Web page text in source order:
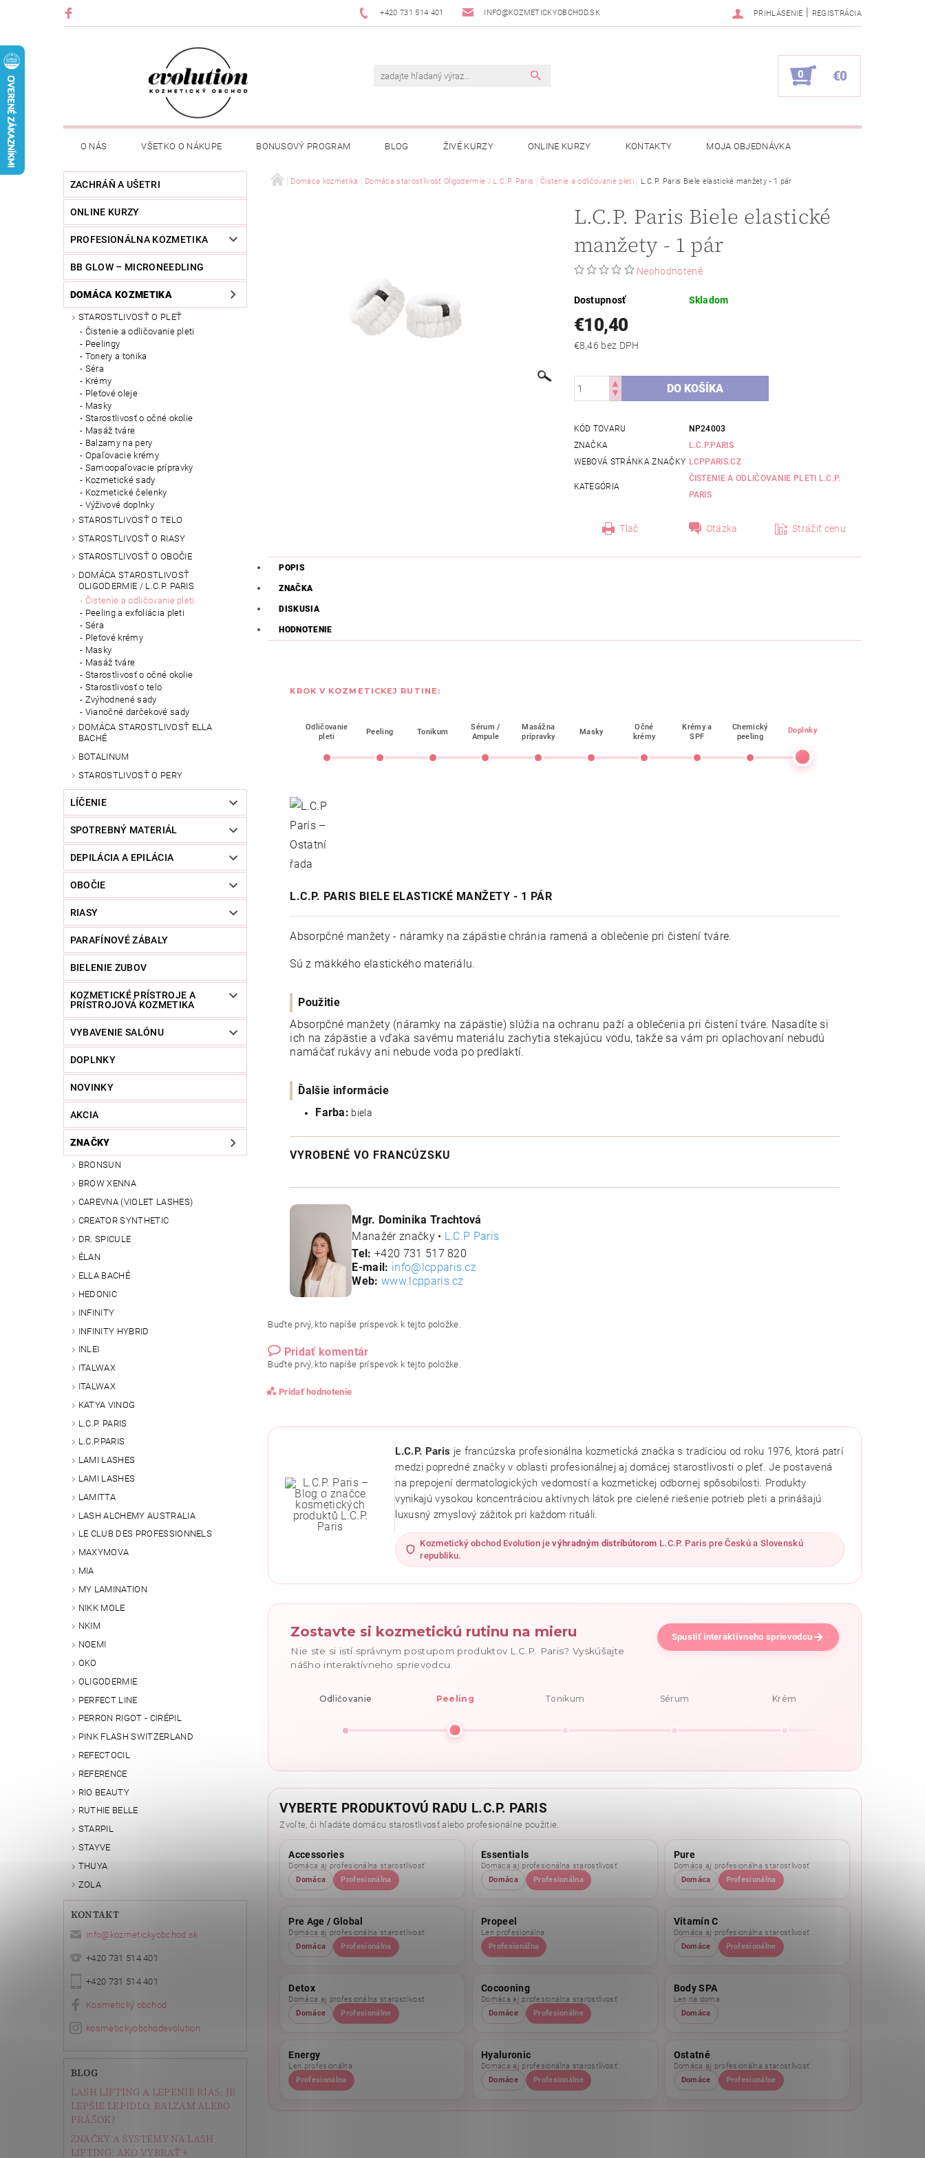
+420 731 514 401 INFO@KOZMETICKYOBCHOD.SK PRIHLÁSENIE | REGISTRÁCIA
0 €0
O NÁS VŠETKO O NÁKUPE BONUSOVÝ PROGRAM BLOG ŽIVÉ KURZY ONLINE KURZY KONTAKTY MOJA OBJEDNÁVKA
ZACHRÁŇ A UŠETRI
ONLINE KURZY
PROFESIONÁLNA KOZMETIKA
BB GLOW – MICRONEEDLING
DOMÁCA KOZMETIKA
STAROSTLIVOSŤ O PLEŤ
Čistenie a odličovanie pleti
Peelingy
Tonery a tonika
Séra
Krémy
Pleťové oleje
Masky
Starostlivosť o očné okolie
Masáž tváre
Balzamy na pery
Opaľovacie krémy
Samoopaľovacie prípravky
Kozmetické sady
Kozmetické čelenky
Výživové doplnky
STAROSTLIVOSŤ O TELO
STAROSTLIVOSŤ O RIASY
STAROSTLIVOSŤ O OBOČIE
DOMÁCA STAROSTLIVOSŤ
OLIGODERMIE / L.C.P. PARIS
Čistenie a odličovanie pleti
Peeling a exfoliácia pleti
Séra
Pleťové krémy
Masky
Masáž tváre
Starostlivosť o očné okolie
Starostlivosť o telo
Zvýhodnené sady
Vianočné darčekové sady
DOMÁCA STAROSTLIVOSŤ ELLA
BACHÉ
BOTALINUM
STAROSTLIVOSŤ O PERY
LÍČENIE
SPOTREBNÝ MATERIÁL
DEPILÁCIA A EPILÁCIA
OBOČIE
RIASY
PARAFÍNOVÉ ZÁBALY
BIELENIE ZUBOV
KOZMETICKÉ PRÍSTROJE A
PRÍSTROJOVÁ KOZMETIKA
VYBAVENIE SALÓNU
DOPLNKY
NOVINKY
AKCIA
ZNAČKY
BRONSUN
BROW XENNA
CAREVNA (VIOLET LASHES)
CREATOR SYNTHETIC
DR. SPICULE
ÉLAN
ELLA BACHÉ
HEDONIC
INFINITY
INFINITY HYBRID
INLEI
ITALWAX
ITALWAX
KATYA VINOG
L.C.P. PARIS
L.C.P.PARIS
LAMI LASHES
LAMI LASHES
LAMITTA
LASH ALCHEMY AUSTRALIA
LE CLUB DES PROFESSIONNELS
MAXYMOVA
MIA
MY LAMINATION
NIKK MOLE
NKIM
NOEMI
OKO
OLIGODERMIE
PERFECT LINE
PERRON RIGOT - CIRÉPIL
PINK FLASH SWITZERLAND
REFECTOCIL
REFERENCE
RIO BEAUTY
RUTHIE BELLE
STARPIL
STAYVE
THUYA
ZOLA
KONTAKT
info@ kozmetickyobchod.sk
+420 731 514 401
+420 731 514 401
Kosmetický obchod
kosmetickyobchodevolution
BLOG
LASH LIFTING A LEPENIE RIAS: JE
LEPŠIE LEPIDLO, BALZAM ALEBO
PRÁŠOK?
ZNAČKY A SYSTÉMY NA LASH
LIFTING: AKO VYBRAŤ +
Domáca kozmetika Domáca starostlivosť Oligodermie / L.C.P. Paris Čistenie a odličovanie pleti L.C.P. Paris Biele elastické manžety - 1 pár
L.C.P. Paris Biele elastické
manžety - 1 pár
Neohodnotené
Dostupnosť Skladom
€10,40
€8,46 bez DPH
KÓD TOVARU
NP24003
ZNAČKA
L.C.P.PARIS
WEBOVÁ STRÁNKA ZNAČKY LCPPARIS.CZ
KATEGÓRIA
ČISTENIE A ODLIČOVANIE PLETI L.C.P.
PARIS
Tlač Otázka Strážiť cenu
POPIS
ZNAČKA
DISKUSIA
HODNOTENIE
KROK V KOZMETICKEJ RUTINE:
Odličovanie
pleti
Peeling Tonikum
Sérum /
Ampule
Masážna
prípravky
Masky
Očné
krémy
Krémy a
SPF
Chemický
peeling
Doplnky
L.C.P. PARIS BIELE ELASTICKÉ MANŽETY - 1 PÁR
Absorpčné manžety - náramky na zápästie chránia ramená a oblečenie pri čistení tváre.
Sú z mäkkého elastického materiálu.
Použitie
Absorpčné manžety (náramky na zápästie) slúžia na ochranu paží a oblečenia pri čistení tváre. Nasadíte si
ich na zápästie a vďaka savému materiálu zachytia stekajúcu vodu, takže sa vám pri oplachovaní nebudú
namáčať rukávy ani nebude voda po predlaktí.
Ďalšie informácie
Farba: biela
VYROBENÉ VO FRANCÚZSKU
Mgr. Dominika Trachtová
Manažér značky • L.C.P Paris
Tel: +420 731 517 820
E-mail: info@lcpparis.cz
Web: www.lcpparis.cz
Buďte prvý, kto napíše príspevok k tejto položke.
Pridať komentár
Buďte prvý, kto napíše príspevok k tejto položke.
Pridať hodnotenie
Vložením hodnotenie súhlasíte spodmienkami ochrany osobných údajov.
L.C.P. Paris je francúzska profesionálna kozmetická značka s tradíciou od roku 1976, ktorá patrí
medzi popredné značky v oblasti profesionálnej aj domácej starostlivosti o pleť. Je postavená
na prepojení dermatologických vedomostí a kozmetickej odbornej spôsobilosti. Produkty
vynikajú vysokou koncentráciou aktívnych látok pre cielené riešenie potrieb pleti a prinášajú
luxusný zmyslový zážitok pri každom rituáli.
Kozmetický obchod Evolution jevýhradným distribútorom L.C.P. Paris pre Českú a Slovenskú
republiku.
Zostavte si kozmetickú rutinu na mieru
Nie ste si istí správnym postupom produktov L.C.P. Paris? Vyskúšajte
nášho interaktívneho sprievodcu.
Spustiť interaktívneho sprievodcu
Odličovanie Peeling Tonikum Sérum Krém
VYBERTE PRODUKTOVÚ RADU L.C.P. PARIS
Zvoľte, či hľadáte domácu starostlivosť alebo profesionálne použitie.
Accessories
Domáca aj profesionálna starostlivosť
Domáca
Profesionálna
Essentials
Domáca aj profesionálna starostlivosť
Domáca
Profesionálna
Pure
Domáca aj profesionálna starostlivosť
Domáca
Profesionálna
Pre Age / Global
Domáca aj profesionálna starostlivosť
Domáca
Profesionálna
Propeel
Len profesionálna
Profesionálna
Vitamín C
Domáca aj profesionálna starostlivosť
Domáce
Profesionálne
Detox
Domáca aj profesionálna starostlivosť
Domáce
Profesionálne
Cocooning
Domáca aj profesionálna starostlivosť
Domáce
Profesionálne
Body SPA
Len na doma
Domáca
Energy
Len profesionálna
Profesionálna
Hyaluronic
Domáca aj profesionálna starostlivosť
Domáce
Profesionálne
Ostatné
Domáca aj profesionálna starostlivosť
Domáce
Profesionálne